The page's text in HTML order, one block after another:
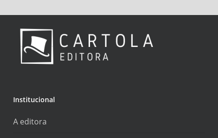
Institucional
A editora